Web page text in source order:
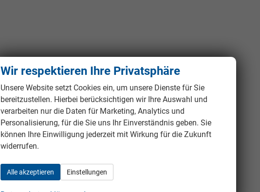
Wir respektieren Ihre Privatsphäre
Unsere Website setzt Cookies ein, um unsere Dienste für Sie
bereitzustellen. Hierbei berücksichtigen wir Ihre Auswahl und
verarbeiten nur die Daten für Marketing, Analytics und
Personalisierung, für die Sie uns Ihr Einverständnis geben. Sie
können Ihre Einwilligung jederzeit mit Wirkung für die Zukunft
widerrufen.
Alle akzeptieren Einstellungen